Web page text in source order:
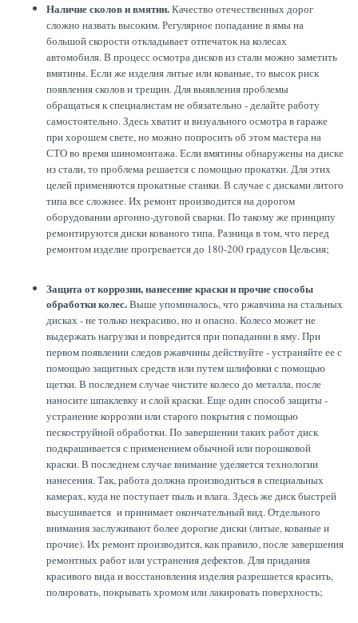
Наличие сколов и вмятин.Качество отечественных дорог
сложно назвать высоким. Регулярное попадание в ямы на
большой скорости откладывает отпечаток на колесах
автомобиля. В процесс осмотра дисков из стали можно заметить
вмятины. Если же изделия литые или кованые, то высок риск
появления сколов и трещин. Для выявления проблемы
обращаться к специалистам не обязательно - делайте работу
самостоятельно. Здесь хватит и визуального осмотра в гараже
при хорошем свете, но можно попросить об этом мастера на
СТО во время шиномонтажа. Если вмятины обнаружены на диске
из стали, то проблема решается с помощью прокатки. Для этих
целей применяются прокатные станки. В случае с дисками литого
типа все сложнее. Их ремонт производится на дорогом
оборудовании аргонно-дуговой сварки. По такому же принципу
ремонтируются диски кованого типа. Разница в том, что перед
ремонтом изделие прогревается до 180-200 градусов Цельсия;
Защита от коррозии, нанесение краски и прочие способы
обработки колес.Выше упоминалось, что ржавчина на стальных
дисках - не только некрасиво, но и опасно. Колесо может не
выдержать нагрузки и повредится при попадании в яму. При
первом появлении следов ржавчины действуйте - устраняйте ее с
помощью защитных средств или путем шлифовки с помощью
щетки. В последнем случае чистите колесо до металла, после
наносите шпаклевку и слой краски. Еще один способ защиты -
устранение коррозии или старого покрытия с помощью
пескоструйной обработки. По завершении таких работ диск
подкрашивается с применением обычной или порошковой
краски. В последнем случае внимание уделяется технологии
нанесения. Так, работа должна производиться в специальных
камерах, куда не поступает пыль и влага. Здесь же диск быстрей
высушивается и принимает окончательный вид. Отдельного
внимания заслуживают более дорогие диски (литые, кованые и
прочие). Их ремонт производится, как правило, после завершения
ремонтных работ или устранения дефектов. Для придания
красивого вида и восстановления изделия разрешается красить,
полировать, покрывать хромом или лакировать поверхность;